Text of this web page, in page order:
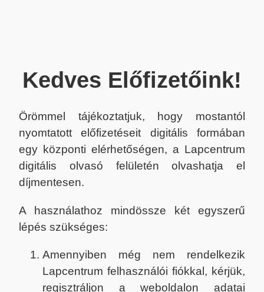
Kedves Előfizetőink!
Örömmel tájékoztatjuk, hogy mostantól
nyomtatott előfizetéseit digitális formában
egy központi elérhetőségen, a Lapcentrum
digitális olvasó felületén olvashatja el
díjmentesen.
A használathoz mindössze két egyszerű
lépés szükséges:
Amennyiben még nem rendelkezik
Lapcentrum felhasználói fiókkal, kérjük,
regisztráljon a weboldalon adatai